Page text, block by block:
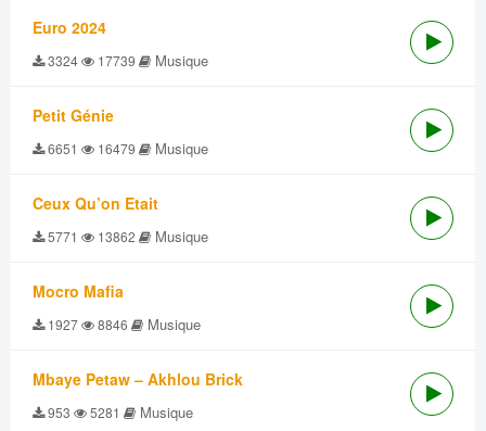
Euro 2024
3324 17739 Musique
Petit Génie
6651 16479 Musique
Ceux Qu’on Etait
5771 13862 Musique
Mocro Mafia
1927 8846 Musique
Mbaye Petaw – Akhlou Brick
953 5281 Musique